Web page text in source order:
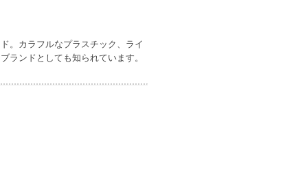
。カラフルなプラスチック、ライ
ランドとしても知られています。